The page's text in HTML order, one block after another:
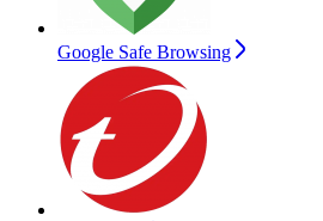
Google Safe Browsing